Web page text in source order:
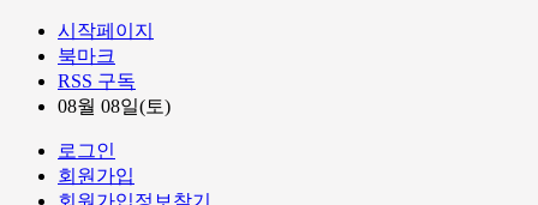
시작페이지
북마크
RSS 구독
08월 08일(토)
로그인
회원가입
회원가입정보찾기